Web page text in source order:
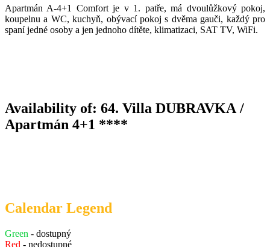
Apartmán A-4+1 Comfort je v 1. patře, má dvoulůžkový pokoj,
koupelnu a WC, kuchyň, obývací pokoj s dvěma gauči, každý pro
spaní jedné osoby a jen jednoho dítěte, klimatizaci, SAT TV, WiFi.
Availability of: 64. Villa DUBRAVKA /
Apartmán 4+1 ****
Calendar Legend
Green - dostupný
Red - nedostupné